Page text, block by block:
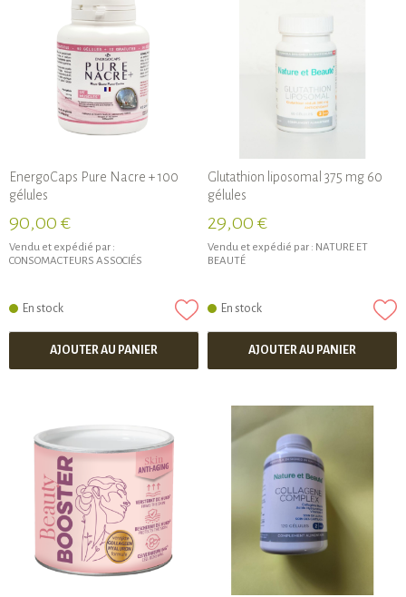
EnergoCaps Pure Nacre + 100
gélules
90,00 €
Vendu et expédié par :
CONSOMACTEURS ASSOCIÉS
En stock
AJOUTER AU PANIER
Glutathion liposomal 375 mg 60
gélules
29,00 €
Vendu et expédié par : NATURE ET
BEAUTÉ
En stock
AJOUTER AU PANIER